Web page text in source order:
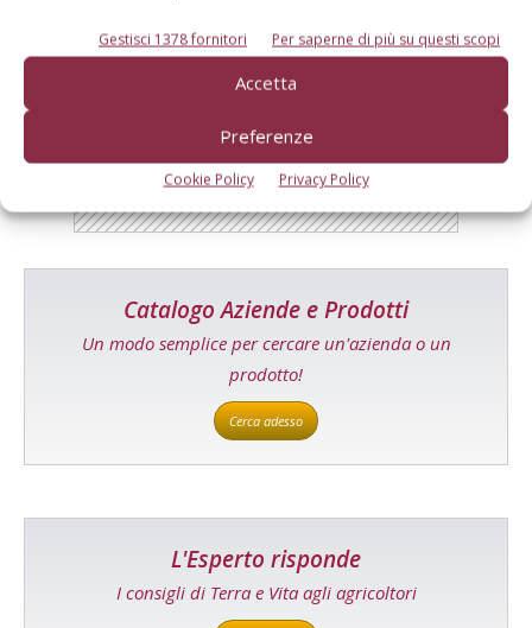
Gestisci 1378 fornitori Per saperne di più su questi scopi
Accetta
Preferenze
Cookie Policy Privacy Policy
E-magazine
Tecniche, prodotti e servizi dalle aziende
Catalogo Aziende e Prodotti
Un modo semplice per cercare un'azienda o un
prodotto!
Cerca adesso
L'Esperto risponde
I consigli di Terra e Vita agli agricoltori